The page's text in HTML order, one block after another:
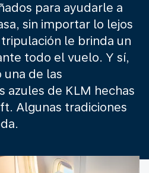
para ayudarle a
sin importar lo lejos
le brinda un
todo el vuelo. Y sí,
de las
azules de KLM hechas
Algunas tradiciones